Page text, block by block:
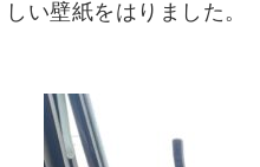
しい壁紙をはりました。